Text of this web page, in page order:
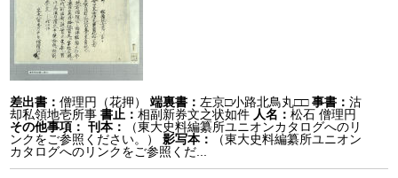
差出書：僧理円（花押） 端裏書： 左京□小路北鳥丸□□事書：沽
却私領地壱所事 書止：相副新券文之状如件 人名：松石 僧理円
その他事項： 刊本：
（東大史料編纂所ユニオンカタログへのリ
ンクをご参照ください。）
影写本：
（東大史料編纂所ユニオン
カタログへのリンクをご参照くだ...